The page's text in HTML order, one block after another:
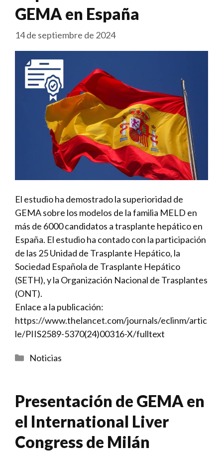
GEMA en España
14 de septiembre de 2024
El estudio ha demostrado la superioridad de
GEMA sobre los modelos de la familia MELD en
más de 6000 candidatos a trasplante hepático en
España. El estudio ha contado con la participación
de las 25 Unidad de Trasplante Hepático, la
Sociedad Española de Trasplante Hepático
(SETH), y la Organización Nacional de Trasplantes
(ONT).
Enlace a la publicación:
https://www.thelancet.com/journals/eclinm/artic
le/PIIS2589-5370(24)00316-X/fulltext
Categorías
Noticias
Presentación de GEMA en
el International Liver
Congress de Milán